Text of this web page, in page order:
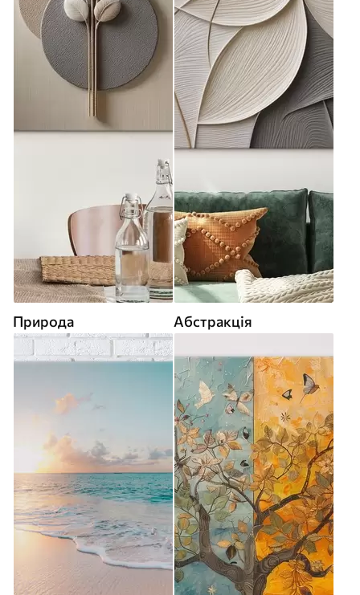
Природа Абстракція